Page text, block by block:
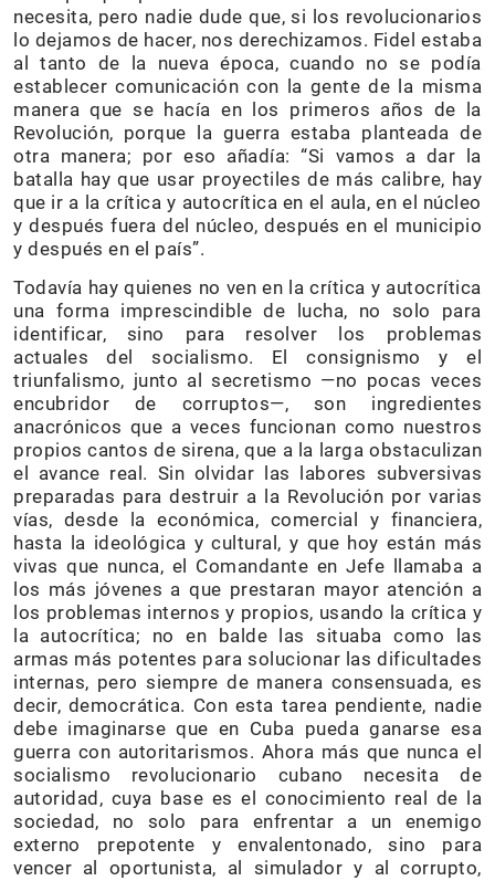
necesita, pero nadie dude que, si los revolucionarios
lo dejamos de hacer, nos derechizamos. Fidel estaba
al tanto de la nueva época, cuando no se podía
establecer comunicación con la gente de la misma
manera que se hacía en los primeros años de la
Revolución, porque la guerra estaba planteada de
otra manera; por eso añadía: “Si vamos a dar la
batalla hay que usar proyectiles de más calibre, hay
que ir a la crítica y autocrítica en el aula, en el núcleo
y después fuera del núcleo, después en el municipio
y después en el país”.
Todavía hay quienes no ven en la crítica y autocrítica
una forma imprescindible de lucha, no solo para
identificar, sino para resolver los problemas
actuales del socialismo. El consignismo y el
triunfalismo, junto al secretismo —no pocas veces
encubridor de corruptos—, son ingredientes
anacrónicos que a veces funcionan como nuestros
propios cantos de sirena, que a la larga obstaculizan
el avance real. Sin olvidar las labores subversivas
preparadas para destruir a la Revolución por varias
vías, desde la económica, comercial y financiera,
hasta la ideológica y cultural, y que hoy están más
vivas que nunca, el Comandante en Jefe llamaba a
los más jóvenes a que prestaran mayor atención a
los problemas internos y propios, usando la crítica y
la autocrítica; no en balde las situaba como las
armas más potentes para solucionar las dificultades
internas, pero siempre de manera consensuada, es
decir, democrática. Con esta tarea pendiente, nadie
debe imaginarse que en Cuba pueda ganarse esa
guerra con autoritarismos. Ahora más que nunca el
socialismo revolucionario cubano necesita de
autoridad, cuya base es el conocimiento real de la
sociedad, no solo para enfrentar a un enemigo
externo prepotente y envalentonado, sino para
vencer al oportunista, al simulador y al corrupto,